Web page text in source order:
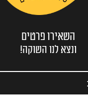
השאירו פרטים
ונצא לנו השוקה!